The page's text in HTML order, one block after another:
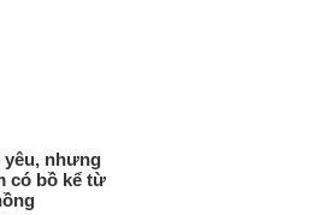
yêu, nhưng
có bồ kể từ